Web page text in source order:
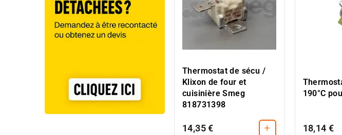
Thermostat de sécu /
Klixon de four et
cuisinière Smeg
818731398
14,35 € +
190°C
18,14 €